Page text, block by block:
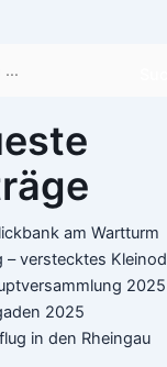
am Wartturm
– verstecktes Kleinod
2025
2025
in den Rheingau